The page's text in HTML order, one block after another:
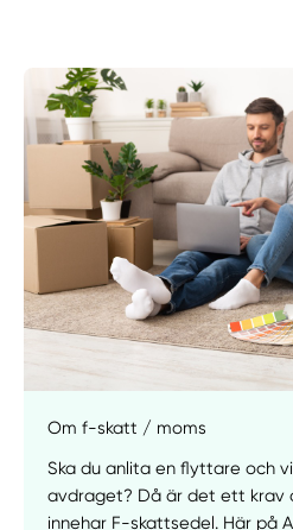
Om f-skatt / moms
Ska du anlita en flyttare och
avdraget? Då är det ett
innehar F-skattsedel. Här på